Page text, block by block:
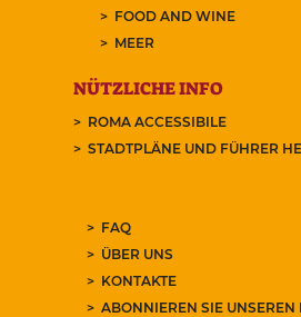
FOOD AND WINE
MEER
NÜTZLICHE INFO
ROMA ACCESSIBILE
STADTPLÄNE UND FÜHRER
FAQ
ÜBER UNS
KONTAKTE
ABONNIEREN SIE UNSEREN